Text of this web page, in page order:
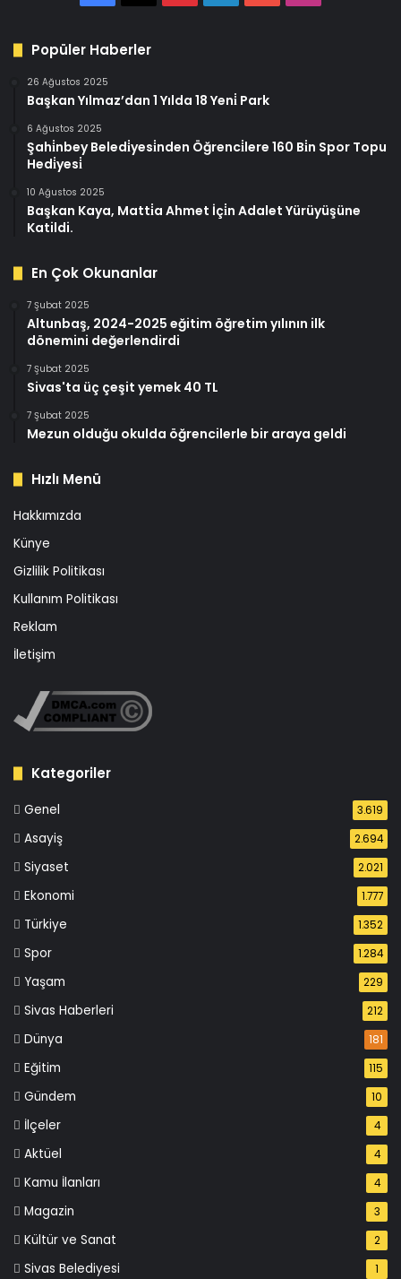
Popüler Haberler
26 Ağustos 2025
Başkan Yılmaz’dan 1 Yılda 18 Yeni̇ Park
6 Ağustos 2025
Şahi̇nbey Beledi̇yesi̇nden Öğrenci̇lere 160 Bi̇n Spor Topu
Hedi̇yesi̇
10 Ağustos 2025
Başkan Kaya, Matti̇a Ahmet İçi̇n Adalet Yürüyüşüne
Katildi.
En Çok Okunanlar
7 Şubat 2025
Altunbaş, 2024-2025 eğitim öğretim yılının ilk
dönemini değerlendirdi
7 Şubat 2025
Sivas'ta üç çeşit yemek 40 TL
7 Şubat 2025
Mezun olduğu okulda öğrencilerle bir araya geldi
Hızlı Menü
Hakkımızda
Künye
Gizlilik Politikası
Kullanım Politikası
Reklam
İletişim
Kategoriler
Genel 3.619
Asayiş 2.694
Siyaset 2.021
Ekonomi 1.777
Türkiye 1.352
Spor 1.284
Yaşam 229
Sivas Haberleri 212
Dünya 181
Eğitim 115
Gündem 10
İlçeler 4
Aktüel 4
Kamu İlanları 4
Magazin 3
Kültür ve Sanat 2
Sivas Belediyesi 1